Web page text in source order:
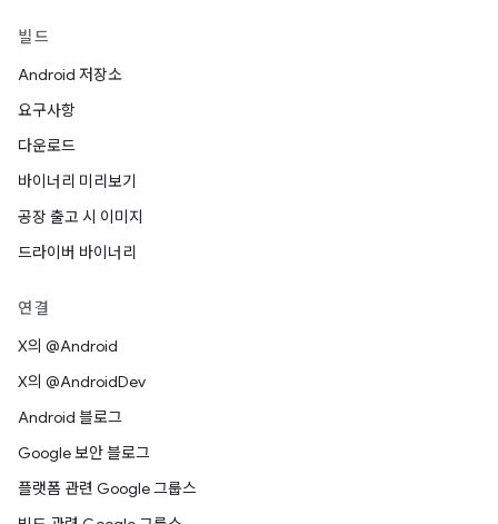
빌드
Android 저장소
요구사항
다운로드
바이너리 미리보기
공장 출고 시 이미지
드라이버 바이너리
연결
X의 @Android
X의 @AndroidDev
Android 블로그
Google 보안 블로그
플랫폼 관련 Google 그룹스